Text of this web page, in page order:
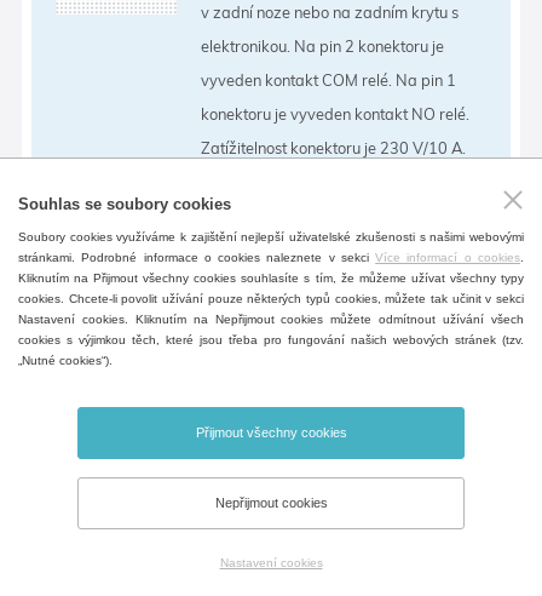
v zadní noze nebo na zadním krytu s
elektronikou. Na pin 2 konektoru je
vyveden kontakt COM relé. Na pin 1
konektoru je vyveden kontakt NO relé.
Zatížitelnost konektoru je 230 V/10 A.
Emergency stop
Hardwarový hlavní vypínač s
uzamykatelným systémem, který v
případě nutnosti přeruší připojení el.
Národní provedení zástrčky
Souhlas se soubory cookies
Soubory cookies využíváme k zajištění nejlepší uživatelské zkušenosti s našimi webovými
stránkami. Podrobné informace o cookies naleznete v sekciVíce informací o cookies
Kliknutím na Přijmout všechny cookies souhlasíte s tím, že můžeme užívat všechny typy
cookies. Chcete-li povolit užívání pouze některých typů cookies, můžete tak učinit v sekci
Nastavení cookies. Kliknutím na Nepřijmout cookies můžete odmítnout užívání všech
cookies s výjimkou těch, které jsou třeba pro fungování našich webových stránek (tzv.
„Nutné cookies“).
Přijmout všechny cookies
Nepřijmout cookies
Nastavení cookies